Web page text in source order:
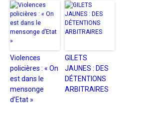
Violences
policières : « On
est dans le
mensonge
d’Etat »
GILETS
JAUNES : DES
DÉTENTIONS
ARBITRAIRES